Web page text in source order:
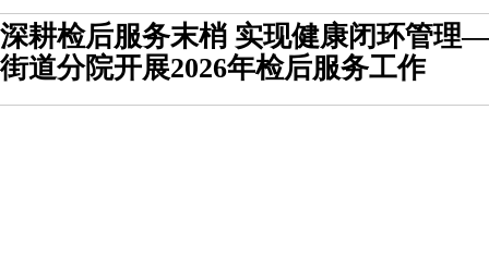
深耕检后服务末梢 实现健康闭环管
街道分院开展2026年检后服务工作